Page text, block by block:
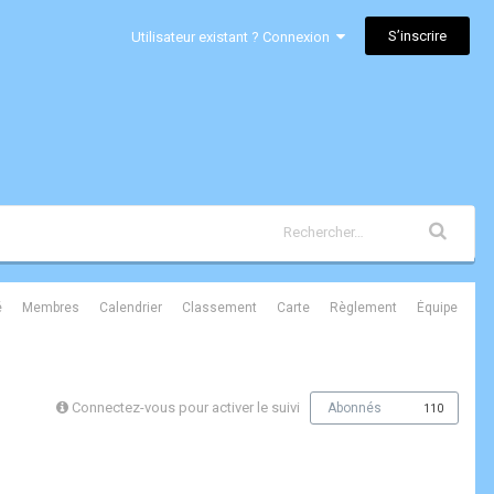
Utilisateur existant ? Connexion S’inscrire
Membres Calendrier Classement Carte Règlement Équipe
Connectez-vous pour activer le suivi Abonnés 110